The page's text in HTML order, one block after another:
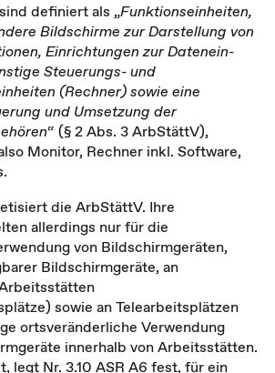
definiert als „Funktionseinheiten,
Bildschirme zur Darstellung von
Einrichtungen zur Datenein-
Steuerungs- und
(Rechner) sowie eine
und Umsetzung der
“ (§ 2 Abs. 3 ArbStättV),
Monitor, Rechner inkl. Software,
die ArbStättV. Ihre
allerdings nur für die
von Bildschirmgeräten,
Bildschirmgeräte, an
sowie an Telearbeitsplätzen
ortsveränderliche Verwendung
innerhalb von Arbeitsstätten.
legt Nr. 3.10 ASR A6 fest, für ein